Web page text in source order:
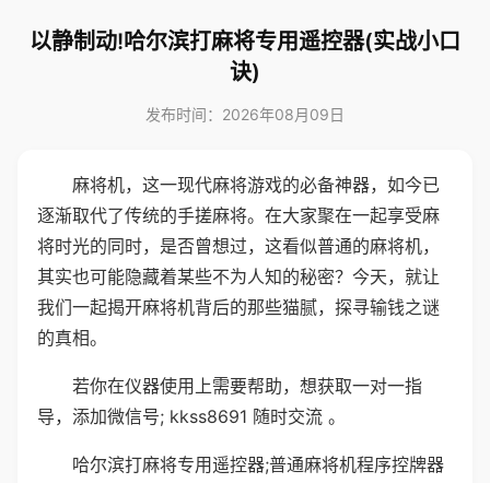
以静制动!哈尔滨打麻将专用遥控器(实战小口
诀)
发布时间：2026年08月09日
麻将机，这一现代麻将游戏的必备神器，如今已
逐渐取代了传统的手搓麻将。在大家聚在一起享受麻
将时光的同时，是否曾想过，这看似普通的麻将机，
其实也可能隐藏着某些不为人知的秘密？今天，就让
我们一起揭开麻将机背后的那些猫腻，探寻输钱之谜
的真相。
若你在仪器使用上需要帮助，想获取一对一指
导，添加微信号; kkss8691 随时交流 。
哈尔滨打麻将专用遥控器;普通麻将机程序控牌器